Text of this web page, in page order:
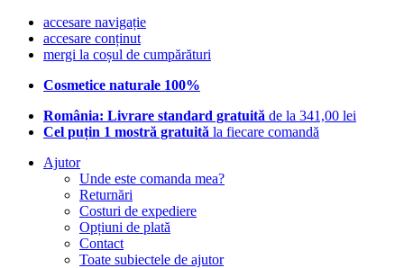
accesare navigație
accesare conținut
mergi la coșul de cumpărături
Cosmetice naturale 100%
România: Livrare standard gratuită de la 341,00 lei
Cel puțin 1 mostră gratuită la fiecare comandă
Ajutor
Unde este comanda mea?
Returnări
Costuri de expediere
Opțiuni de plată
Contact
Toate subiectele de ajutor